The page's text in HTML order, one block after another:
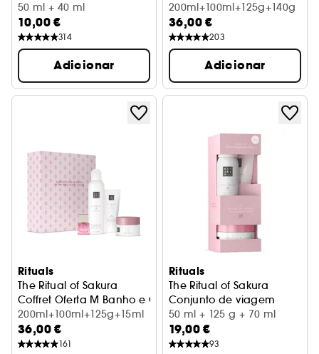
50 ml + 40 ml
10,00 €
314
Adicionar
200ml+100ml+125g+140g
36,00 €
203
Adicionar
Rituals
The Ritual of Sakura
Coffret Oferta M Banho e Corpo
200ml+100ml+125g+15ml
36,00 €
161
Rituals
The Ritual of Sakura
Conjunto de viagem
50 ml + 125 g + 70 ml
19,00 €
93